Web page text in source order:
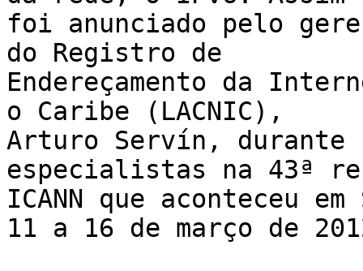
foi anunciado pelo
do Registro de
Endereçamento da
o Caribe (LACNIC),
Arturo Servín, durante
especialistas na 43ª
ICANN que aconteceu
11 a 16 de março de